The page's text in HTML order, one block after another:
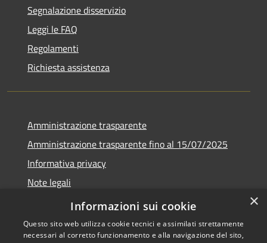
Segnalazione disservizio
Leggi le FAQ
Regolamenti
Richiesta assistenza
Amministrazione trasparente
Amministrazione trasparente fino al 15/07/2025
Informativa privacy
Note legali
Dichiarazione di accessibilità
×
Informazioni sui cookie
Questo sito web utilizza cookie tecnici e assimilati strettamente
necessari al corretto funzionamento e alla navigazione del sito,